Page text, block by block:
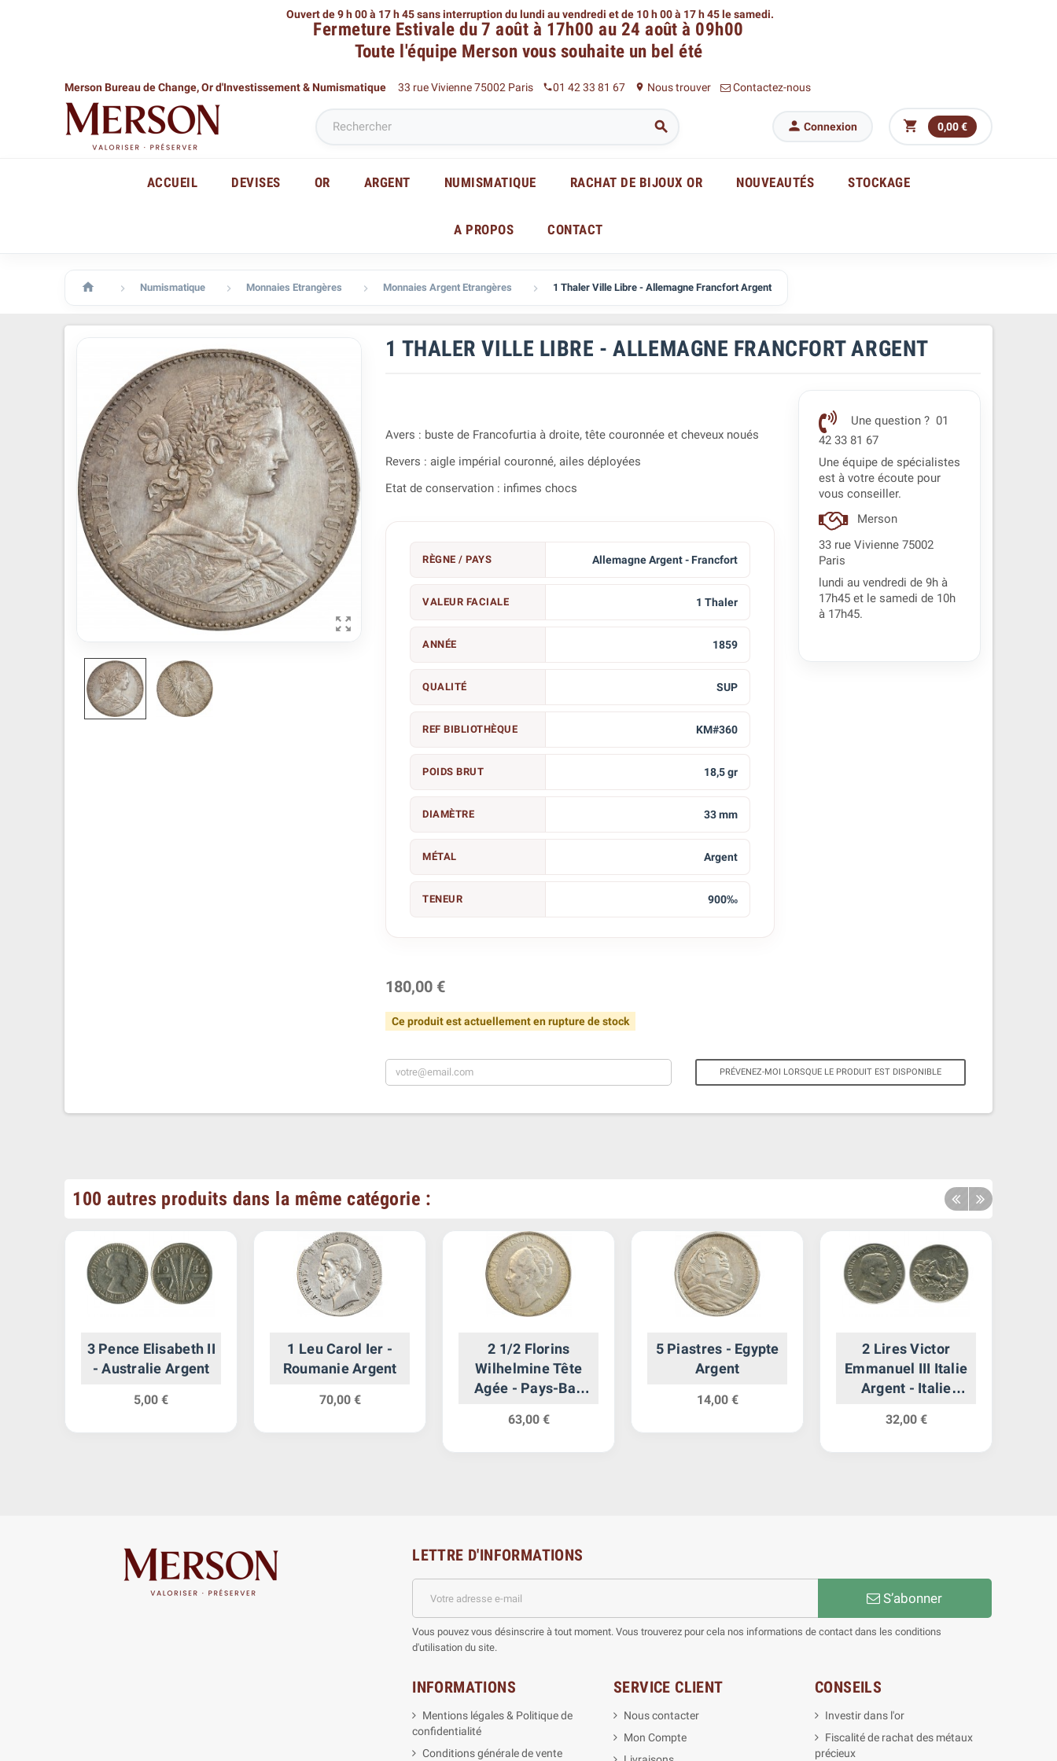
Ouvert de 9 h 00 à 17 h 45 sans interruption du lundi au vendredi et de 10 h 00 à 17 h 45 le samedi.
Fermeture Estivale du 7 août à 17h00 au 24 août à 09h00
Toute l'équipe Merson vous souhaite un bel été
Merson Bureau de Change, Or d'Investissement & Numismatique 33 rue Vivienne 75002 Paris phone01 42 33 81 67 place Nous trouver Contactez-nous
  Connexion  0,00 €
ACCUEIL DEVISES OR ARGENT NUMISMATIQUE RACHAT DE BIJOUX OR NOUVEAUTÉS STOCKAGE
A PROPOS CONTACT
  Numismatique  Monnaies Etrangères  Monnaies Argent Etrangères  1 Thaler Ville Libre - Allemagne Francfort Argent

1 THALER VILLE LIBRE - ALLEMAGNE FRANCFORT ARGENT
Avers : buste de Francofurtia à droite, tête couronnée et cheveux noués
Revers : aigle impérial couronné, ailes déployées
Etat de conservation : infimes chocs
RÈGNE / PAYS Allemagne Argent - Francfort
VALEUR FACIALE 1 Thaler
ANNÉE 1859
QUALITÉ SUP
REF BIBLIOTHÈQUE KM#360
POIDS BRUT 18,5 gr
DIAMÈTRE 33 mm
MÉTAL Argent
TENEUR 900‰
180,00 €
Ce produit est actuellement en rupture de stock
Une question ? 01
42 33 81 67
Une équipe de spécialistes
est à votre écoute pour
vous conseiller.
Merson
33 rue Vivienne 75002
Paris
lundi au vendredi de 9h à
17h45 et le samedi de 10h
à 17h45.
PRÉVENEZ-MOI LORSQUE LE PRODUIT EST DISPONIBLE
100 autres produits dans la même catégorie :
3 Pence Elisabeth II
- Australie Argent
5,00 €
1 Leu Carol Ier -
Roumanie Argent
70,00 €
2 1/2 Florins
Wilhelmine Tête
Agée - Pays-Bas
63,00 €
5 Piastres - Egypte
Argent
14,00 €
2 Lires Victor
Emmanuel III Italie
Argent - Italie
32,00 €
LETTRE D'INFORMATIONS
S’abonner
Vous pouvez vous désinscrire à tout moment. Vous trouverez pour cela nos informations de contact dans les conditions
d'utilisation du site.
INFORMATIONS
Mentions légales & Politique de
confidentialité
Conditions générale de vente
SERVICE CLIENT
Nous contacter
Mon Compte
CONSEILS
Investir dans l'or
Fiscalité de rachat des métaux
précieux